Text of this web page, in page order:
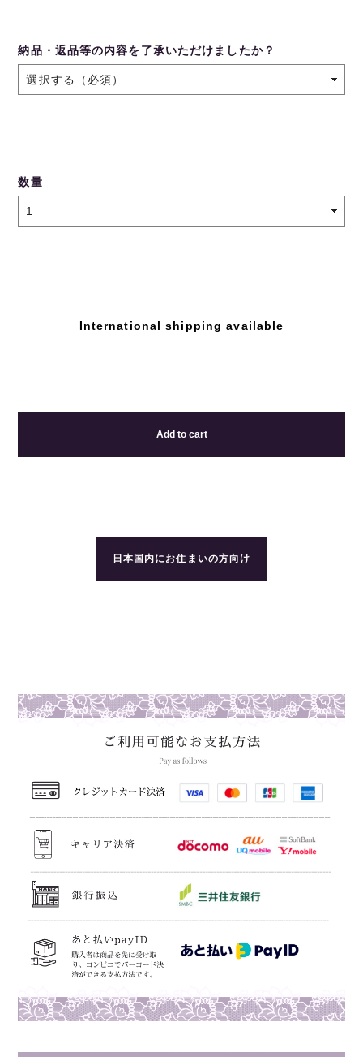
納品・返品等の内容を了承いただけましたか？
数量
International shipping available
Add to cart
日本国内にお住まいの方向け